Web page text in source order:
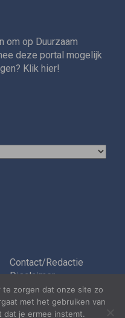
om op Duurzaam
deze portal mogelijk
Klik hier!
Contact/Redactie
Disclaimer
Algemene
te zorgen dat onze site zo
met het gebruiken van
dat je ermee instemt.